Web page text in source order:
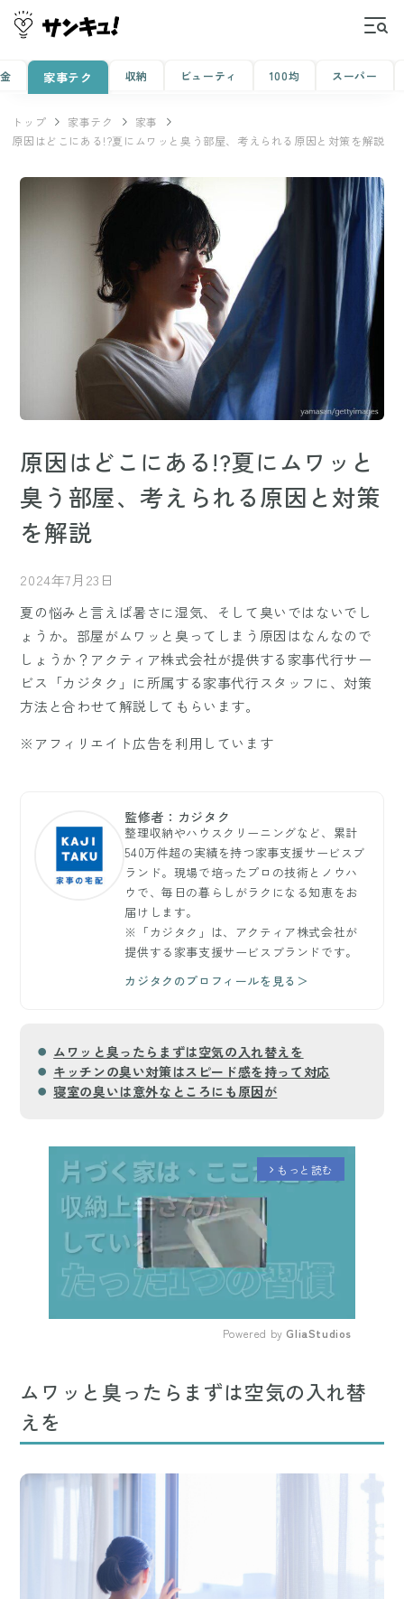
家事テク 収納 ビューティ 100均 スーパー
トップ 家事テク
家事
原因はどこにある!?夏にムワッと臭う部屋、考えられる原因と対策を解説
原因はどこにある!?夏にムワッと
臭う部屋、考えられる原因と対策
を解説
2024年7月23日
夏の悩みと言えば暑さに湿気、そして臭いではないでし
ょうか。部屋がムワッと臭ってしまう原因はなんなので
しょうか？アクティア株式会社が提供する家事代行サー
ビス「カジタク」に所属する家事代行スタッフに、対策
方法と合わせて解説してもらいます。
※アフィリエイト広告を利用しています
監修者：カジタク
整理収納やハウスクリーニングなど、累計
540万件超の実績を持つ家事支援サービスブ
ランド。現場で培ったプロの技術とノウハ
ウで、毎日の暮らしがラクになる知恵をお
届けします。
※「カジタク」は、アクティア株式会社が
提供する家事支援サービスブランドです。
カジタクのプロフィールを見る＞
ムワッと臭ったらまずは空気の入れ替えを
キッチンの臭い対策はスピード感を持って対応
寝室の臭いは意外なところにも原因が
arrow_forward_ios もっと読む
Powered by GliaStudios
ムワッと臭ったらまずは空気の入れ替
えを